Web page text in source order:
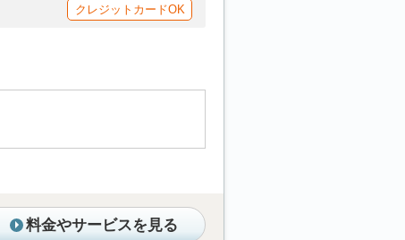
クレジットカードOK
料金やサービスを見る